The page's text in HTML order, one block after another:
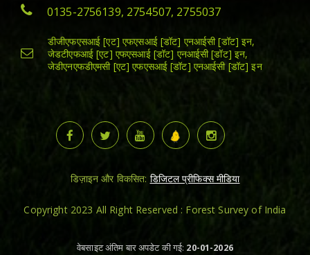
0135-2756139, 2754507, 2755037
डीजीएफएसआई [एट] एफएसआई [डॉट] एनआईसी [डॉट] इन,
जेडटीएफआई [एट] एफएसआई [डॉट] एनआईसी [डॉट] इन,
जेडीएनएफडीएमसी [एट] एफएसआई [डॉट] एनआईसी [डॉट] इन
डिज़ाइन और विकसित: डिजिटल प्रीफिक्स मीडिया
Copyright 2023 All Right Reserved : Forest Survey of India
वेबसाइट अंतिम बार अपडेट की गई: 20-01-2026